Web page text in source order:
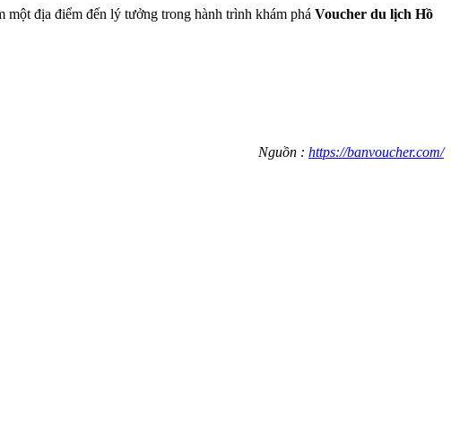
địa điểm đến lý tưởng trong hành trình khám phá Voucher du lịch Hồ
Nguồn : https://banvoucher.com/